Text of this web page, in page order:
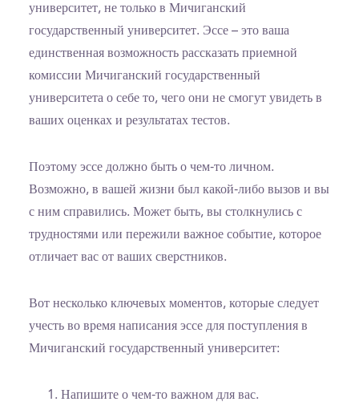
университет, не только в Мичиганский
государственный университет. Эссе – это ваша
единственная возможность рассказать приемной
комиссии Мичиганский государственный
университета о себе то, чего они не смогут увидеть в
ваших оценках и результатах тестов.
Поэтому эссе должно быть о чем-то личном.
Возможно, в вашей жизни был какой-либо вызов и вы
с ним справились. Может быть, вы столкнулись с
трудностями или пережили важное событие, которое
отличает вас от ваших сверстников.
Вот несколько ключевых моментов, которые следует
учесть во время написания эссе для поступления в
Мичиганский государственный университет:
Напишите о чем-то важном для вас.